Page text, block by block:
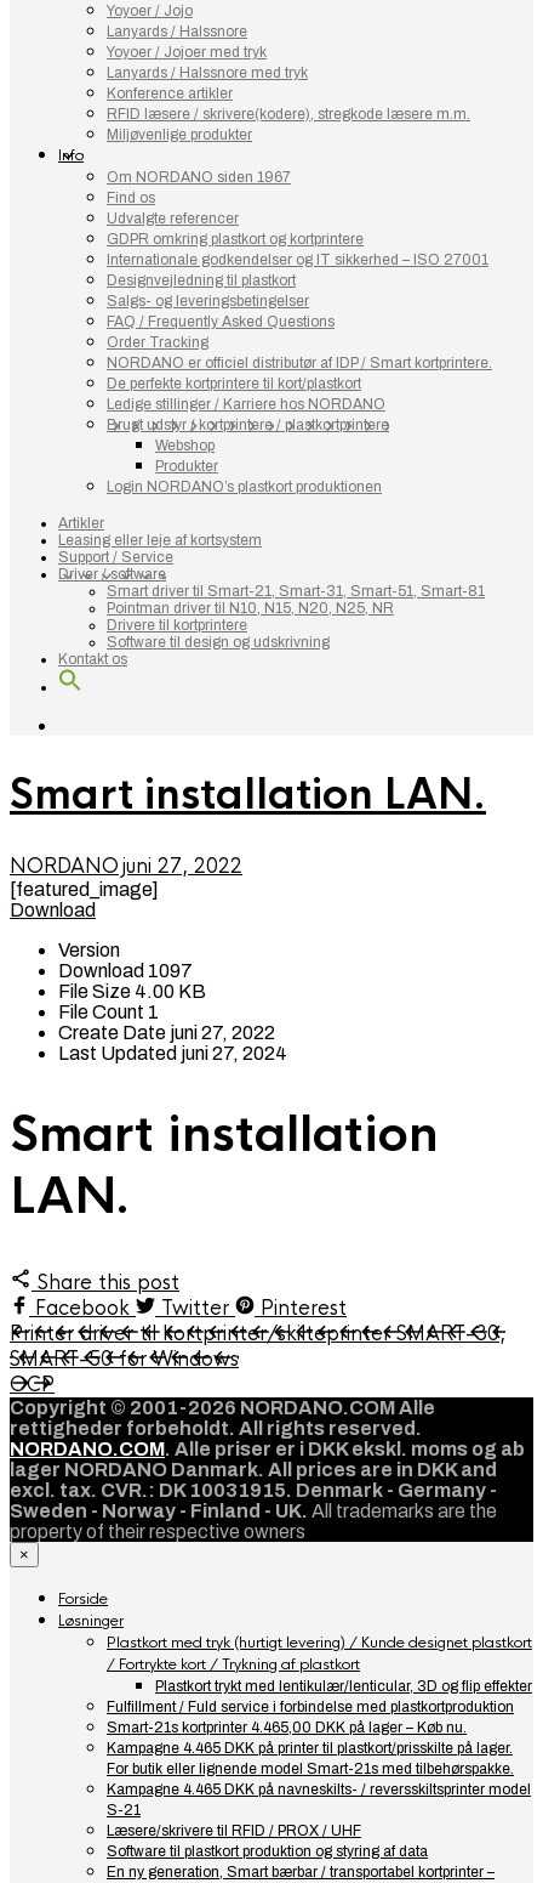
Yoyoer / Jojo
Lanyards / Halssnore
Yoyoer / Jojoer med tryk
Lanyards / Halssnore med tryk
Konference artikler
RFID læsere / skrivere(kodere), stregkode læsere m.m.
Miljøvenlige produkter
Info
Om NORDANO siden 1967
Find os
Udvalgte referencer
GDPR omkring plastkort og kortprintere
Internationale godkendelser og IT sikkerhed – ISO 27001
Designvejledning til plastkort
Salgs- og leveringsbetingelser
FAQ / Frequently Asked Questions
Order Tracking
NORDANO er officiel distributør af IDP / Smart kortprintere.
De perfekte kortprintere til kort/plastkort
Ledige stillinger / Karriere hos NORDANO
Brugt udstyr / kortprintere / plastkortprintere
Webshop
Produkter
Login NORDANO’s plastkort produktionen
Artikler
Leasing eller leje af kortsystem
Support / Service
Driver / software
Smart driver til Smart-21, Smart-31, Smart-51, Smart-81
Pointman driver til N10, N15, N20, N25, NR
Drivere til kortprintere
Software til design og udskrivning
Kontakt os
Smart installation LAN.
NORDANOjuni 27, 2022
[featured_image]
Download
Version
Download 1097
File Size 4.00 KB
File Count 1
Create Date juni 27, 2022
Last Updated juni 27, 2024
Smart installation
LAN.
Share this post
Facebook
Twitter
Pinterest
Printer driver til kortprinter/skilteprinter SMART-30,
SMART-50 for Windows
OCP
Copyright © 2001-2026 NORDANO.COM Alle
rettigheder forbeholdt. All rights reserved.
NORDANO.COM. Alle priser er i DKK ekskl. moms og ab
lager NORDANO Danmark. All prices are in DKK and
excl. tax. CVR.: DK 10031915. Denmark - Germany -
Sweden - Norway - Finland - UK. All trademarks are the
property of their respective owners
×
Forside
Løsninger
Plastkort med tryk (hurtigt levering) / Kunde designet plastkort
/ Fortrykte kort / Trykning af plastkort
Plastkort trykt med lentikulær/lenticular, 3D og flip effekter
Fulfillment / Fuld service i forbindelse med plastkortproduktion
Smart-21s kortprinter 4.465,00 DKK på lager – Køb nu.
Kampagne 4.465 DKK på printer til plastkort/prisskilte på lager.
For butik eller lignende model Smart-21s med tilbehørspakke.
Kampagne 4.465 DKK på navneskilts- / reversskiltsprinter model
S-21
Læsere/skrivere til RFID / PROX / UHF
Software til plastkort produktion og styring af data
En ny generation, Smart bærbar / transportabel kortprinter –